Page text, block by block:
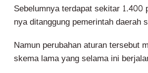
Sebelumnya terdapat sekitar
nya ditanggung pemerintah daerah
Namun perubahan aturan tersebut
skema lama yang selama ini